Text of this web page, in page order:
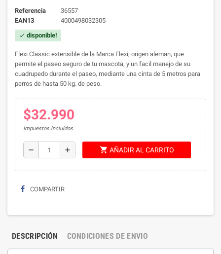
Referencia
36557
EAN13
4000498032305
check disponible!
Flexi Classic extensible de la Marca Flexi, origen aleman, que
permite el paseo seguro de tu mascota, y un facil manejo de su
cuadrupedo durante el paseo, mediante una cinta de 5 metros para
perros de hasta 50 kg. de peso.
$32.990
Impuestos incluidos
remove add shopping_cart AÑADIR AL CARRITO
COMPARTIR
DESCRIPCIÓN CONDICIONES DE ENVIO